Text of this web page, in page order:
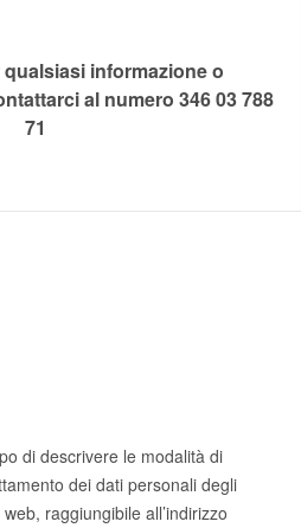
informazione o
al numero 346 03 788
71
di descrivere le modalità di
dei dati personali degli
raggiungibile all’indirizzo